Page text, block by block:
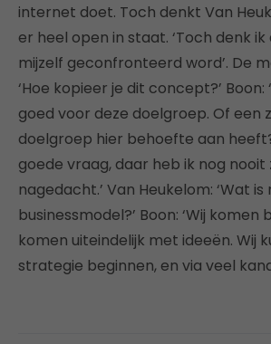
internet doet. Toch denkt Van
er heel open in staat. ‘Toch denk
mijzelf geconfronteerd word’. De
‘Hoe kopieer je dit concept?’
goed voor deze doelgroep. Of een
doelgroep hier behoefte aan
goede vraag, daar heb ik nog nooit
nagedacht.’ Van Heukelom: ‘Wat is
businessmodel?’ Boon: ‘Wij komen
komen uiteindelijk met ideeën. Wij
strategie beginnen, en via veel